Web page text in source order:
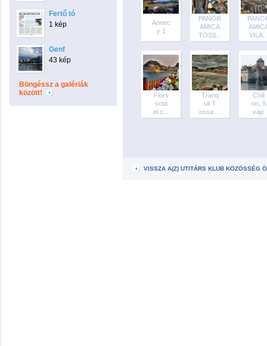
Fertő tó
1 kép
Genf
43 kép
Böngéssz a galériák
között!
Annec
y 1
PANOR
AMICA
TOSS...
Flors
sota
el c...
Tranq
uil T
ossa ...
Chill
on, S
vájc
VISSZA A(Z) UTITÁRS KLUB KÖZÖSSÉG